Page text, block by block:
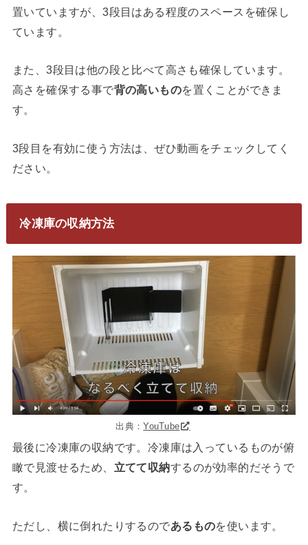
置いていますが、3段目はある程度のスペースを確保し
ています。
また、3段目は他の段と比べて高さも確保しています。
高さを確保する事で背の高いものを置くことができま
す。
3段目を有効に使う方法は、ぜひ動画をチェックしてく
ださい。
冷凍庫の収納方法
出典：YouTube
最後に冷凍庫の収納です。冷凍庫は入っているものが俯
瞰で見渡せるため、 立てて収納するのが効率的だそうで
す。
ただし、横に倒れたりするのであるものを使います。